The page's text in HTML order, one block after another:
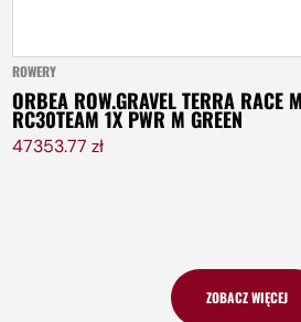
ROWERY
ORBEA ROW.GRAVEL TERRA RACE
RC30TEAM 1X PWR M GREEN
47353.77 zł
ZOBACZ WIĘCEJ